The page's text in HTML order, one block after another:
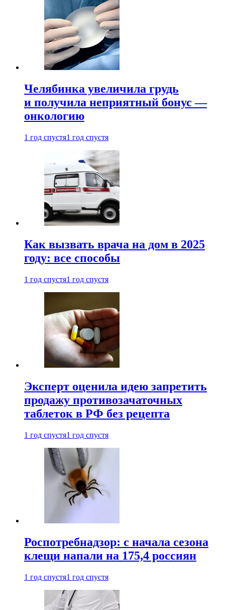
Челябинка увеличила грудь
и получила неприятный бонус —
онкологию
1 год спустя1 год спустя
Как вызвать врача на дом в 2025
году: все способы
1 год спустя1 год спустя
Эксперт оценила идею запретить
продажу противозачаточных
таблеток в РФ без рецепта
1 год спустя1 год спустя
Роспотребнадзор: с начала сезона
клещи напали на 175,4 россиян
1 год спустя1 год спустя